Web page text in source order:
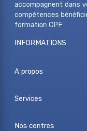
accompagnent dans
compétences
formation CPF
INFORMATIONS :
A propos
Services
Nos centres